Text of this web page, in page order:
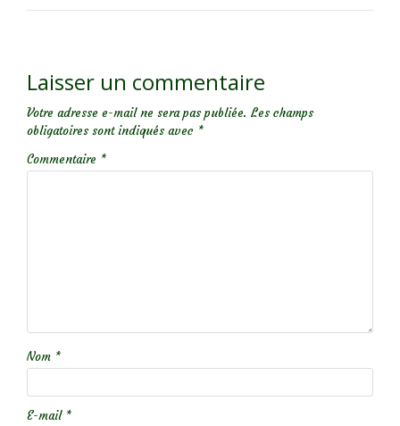
Laisser un commentaire
Votre adresse e-mail ne sera pas publiée. Les champs
obligatoires sont indiqués avec *
Commentaire *
Nom *
E-mail *